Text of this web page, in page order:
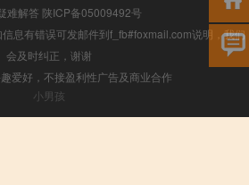
难解答 陕ICP备05009492号
息有错误可发邮件到f_fb#foxmail.com说明，我们
会及时纠正，谢谢
爱好，不接盈利性广告及商业合作
小男孩